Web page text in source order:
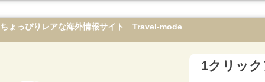
ちょっぴりレアな海外情報サイト Travel-mode
1クリッ